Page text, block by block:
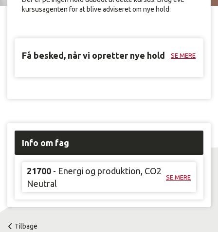
kursusagenten for at blive adviseret om nye hold.
Få besked, når vi opretter nye hold SE MERE
Info om fag
21700 - Energi og produktion, CO2
Neutral
SE MERE
Tilbage